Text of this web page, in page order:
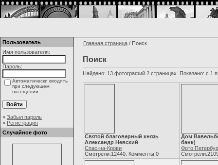
Пользователь
Имя пользователя:
Пароль:
Автоматически входить
при следующем
посещении
» Забыл пароль
» Регистрация
Случайное фото
Главная страница / Поиск
Поиск
Найдено: 13 фотографий 2 страницах. Показано: с 1
Святой благоверный князь
Александр Невский
Спас-на-Крови
Смотрели:12440. Комменты:0
Дом
банк)
Фото